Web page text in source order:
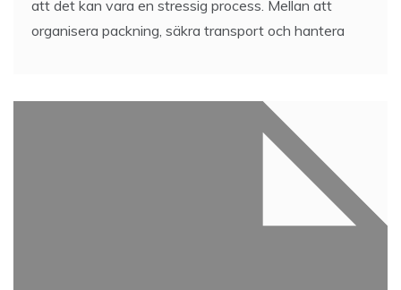
att det kan vara en stressig process. Mellan att
organisera packning, säkra transport och hantera